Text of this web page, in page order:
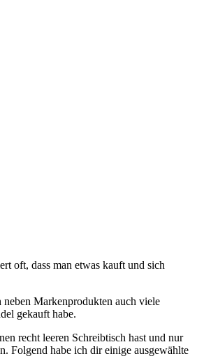
oft, dass man etwas kauft und sich
Markenprodukten auch viele
gekauft habe.
recht leeren Schreibtisch hast und nur
Folgend habe ich dir einige ausgewählte